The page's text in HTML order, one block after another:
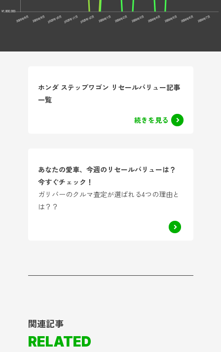
ホンダ ステップワゴン リセールバリュー記事
一覧
続きを見る
あなたの愛車、今週のリセールバリューは？
今すぐチェック！
ガリバーのクルマ査定が選ばれる4つの理由と
は？？
関連記事
RELATED